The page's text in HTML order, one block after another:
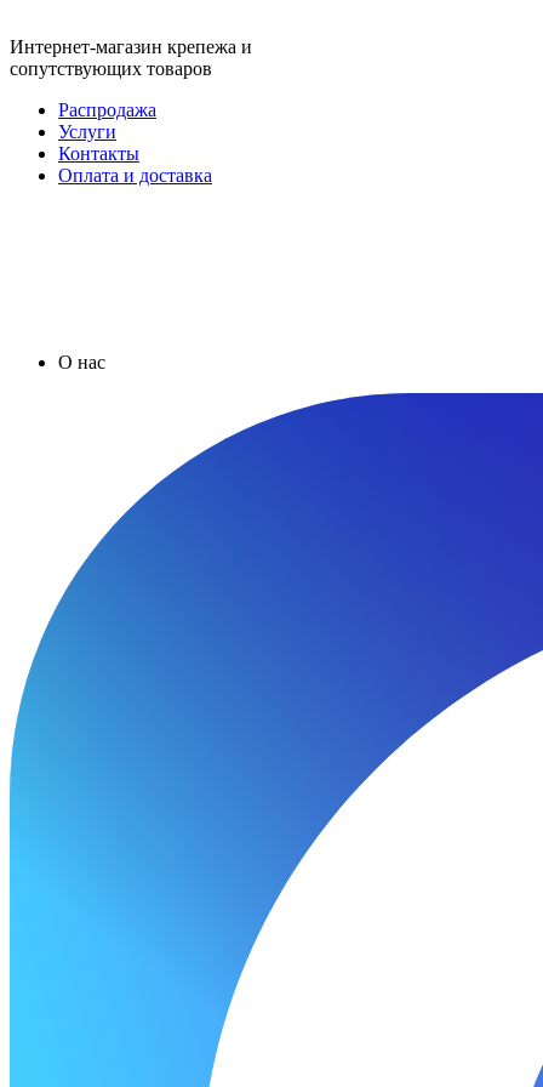
Интернет-магазин крепежа и
сопутствующих товаров
Распродажа
Услуги
Контакты
Оплата и доставка
О нас